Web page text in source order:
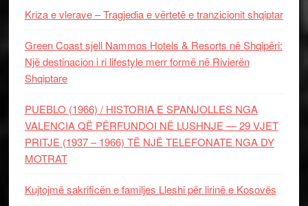
Kriza e vlerave – Tragjedia e vërtetë e tranzicionit shqiptar
Green Coast sjell Nammos Hotels & Resorts në Shqipëri:
Një destinacion i ri lifestyle merr formë në Rivierën
Shqiptare
PUEBLO (1966) / HISTORIA E SPANJOLLES NGA
VALENCIA QË PËRFUNDOI NË LUSHNJE — 29 VJET
PRITJE (1937 – 1966) TË NJË TELEFONATE NGA DY
MOTRAT
Kujtojmë sakrificën e familjes Lleshi për lirinë e Kosovës